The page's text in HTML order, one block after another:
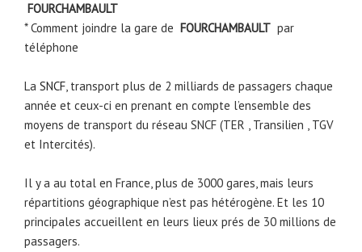
FOURCHAMBAULT
* Comment joindre la gare de FOURCHAMBAULT par
téléphone
La SNCF, transport plus de 2 milliards de passagers chaque
année et ceux-ci en prenant en compte l’ensemble des
moyens de transport du réseau SNCF (TER , Transilien , TGV
et Intercités).
Il y a au total en France, plus de 3000 gares, mais leurs
répartitions géographique n’est pas hétérogène. Et les 10
principales accueillent en leurs lieux prés de 30 millions de
passagers.